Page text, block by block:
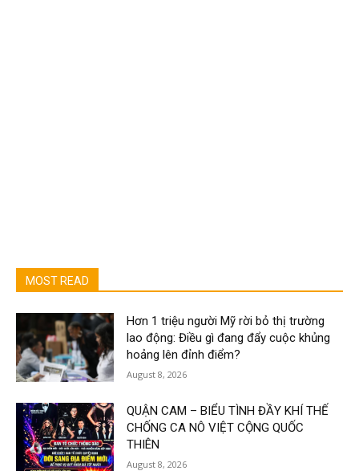
MOST READ
Hơn 1 triệu người Mỹ rời bỏ thị trường
lao động: Điều gì đang đẩy cuộc khủng
hoảng lên đỉnh điểm?
August 8, 2026
QUẬN CAM – BIỂU TÌNH ĐẦY KHÍ THẾ
CHỐNG CA NÔ VIỆT CỘNG QUỐC
THIÊN
August 8, 2026